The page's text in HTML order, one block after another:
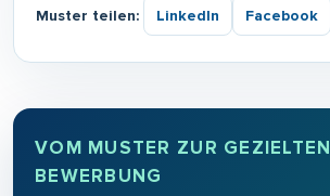
Muster teilen: LinkedIn Facebook
VOM MUSTER ZUR GEZIELTEN
BEWERBUNG